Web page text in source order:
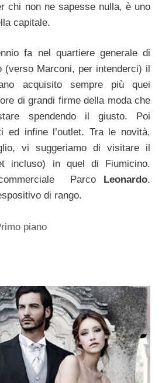
chi non ne sapesse nulla, è uno
capitale.
fa nel quartiere generale di
(verso Marconi, per intenderci) il
acquisito sempre più quei
di grandi firme della moda che
spendendo il giusto. Poi
ed infine l’outlet. Tra le novità,
vi suggeriamo di visitare il
incluso) in quel di Fiumicino.
Parco Leonardo.
di rango.
piano